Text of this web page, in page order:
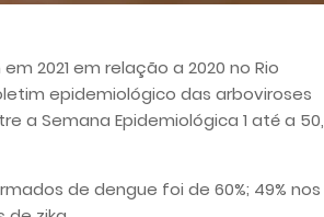
2021 em relação a 2020 no Rio
epidemiológico das arboviroses
a Semana Epidemiológica 1 até a 50,
de dengue foi de 60%; 49% nos